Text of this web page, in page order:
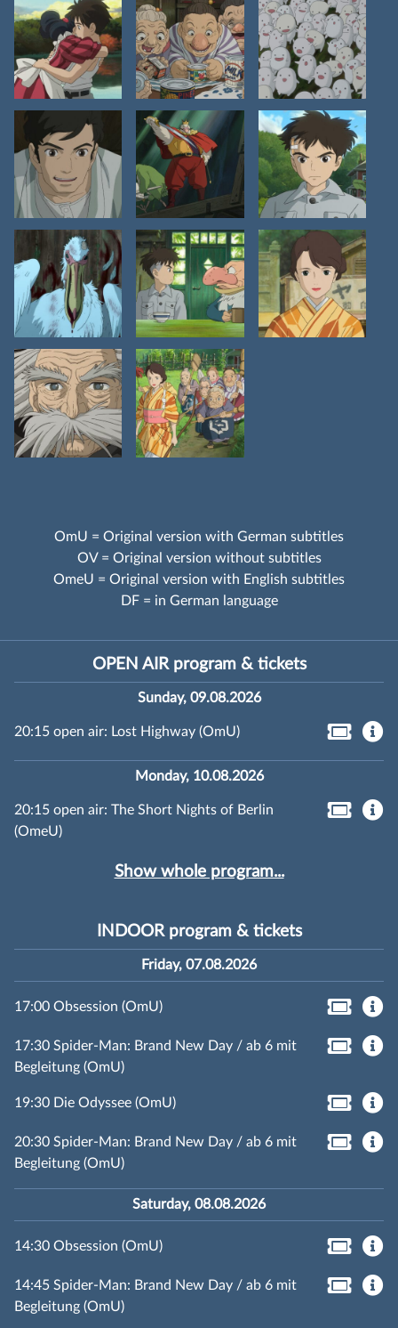
OmU = Original version with German subtitles
OV = Original version without subtitles
OmeU = Original version with English subtitles
DF = in German language
OPEN AIR program & tickets
Sunday, 09.08.2026
20:15 open air: Lost Highway (OmU)
Monday, 10.08.2026
20:15 open air: The Short Nights of Berlin
(OmeU)
Show whole program...
INDOOR program & tickets
Friday, 07.08.2026
17:00 Obsession (OmU)
17:30 Spider-Man: Brand New Day / ab 6 mit
Begleitung (OmU)
19:30 Die Odyssee (OmU)
20:30 Spider-Man: Brand New Day / ab 6 mit
Begleitung (OmU)
Saturday, 08.08.2026
14:30 Obsession (OmU)
14:45 Spider-Man: Brand New Day / ab 6 mit
Begleitung (OmU)